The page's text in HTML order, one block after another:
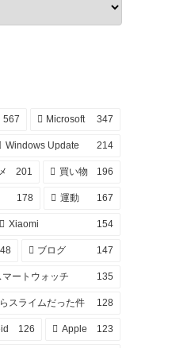
567 Microsoft 347
Windows Update 214
201 買い物 196
178 運動 167
Xiaomi 154
ブログ 147
マートウォッチ 135
スライムだった件 128
126 Apple 123